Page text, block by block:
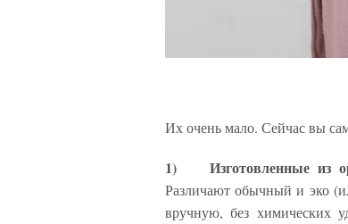
Их очень мало. Сейчас вы
1)Изготовленные из
Различают обычный и эко
вручную, без химических